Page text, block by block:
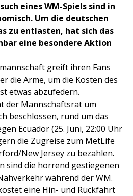
eines WM-Spiels sind in
Um die deutschen
zu entlasten, hat sich das
eine besondere Aktion
greift ihren Fans
die Arme, um die Kosten des
etwas abzufedern.
der Mannschaftsrat um
beschlossen, rund um das
Ecuador (25. Juni, 22:00 Uhr
die Zugreise zum MetLife
New Jersey zu bezahlen.
sind die horrend gestiegenen
während der WM.
eine Hin- und Rückfahrt